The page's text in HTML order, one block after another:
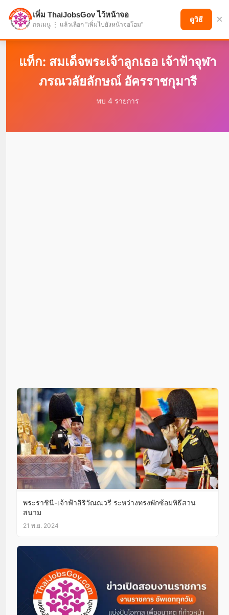
แบ่งปันโอกาส เพื่ออนาคตที่ก้าวหน้า
แท็ก: สมเด็จพระเจ้าลูกเธอ เจ้าฟ้าจุฬา
ภรณวลัยลักษณ์ อัครราชกุมารี
พบ 4 รายการ
พระราชินี-เจ้าฟ้าสิริวัณณวรี ระหว่างทรงพักซ้อมพิธีสวน
สนาม
21 พ.ย. 2024
เพิ่ม ThaiJobsGov ไว้หน้าจอ
กดเมนู ⋮ แล้วเลือก "เพิ่มไปยังหน้าจอโฮม"
ดูวิธี ×